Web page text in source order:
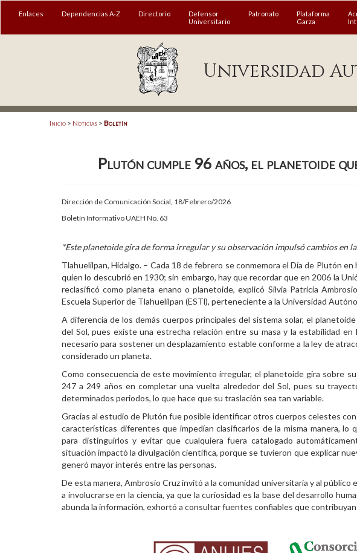
MENÚ
Acreditación Internacional
Enlaces Dependencias A-Z Directorio
Defensor
Universitario
Patronato
Plataforma
Garza
Universidad
Inicio > Noticias > Boletín
Plutón cumple 96 años, el planetoide
Dirección de Comunicación Social, 18/Febrero/2026
Boletín Informativo UAEH No. 63
*Este planetoide gira de forma irregular y su observación impulsó cambios en
Tlahuelilpan, Hidalgo. – Cada 18 de febrero se conmemora el Día de Plutón
quien lo descubrió en 1930; sin embargo, hay que recordar que en 2006 la
reclasificó como planeta enano o planetoide, explicó Silvia Patricia
Escuela Superior de Tlahuelilpan (ESTl), perteneciente a la Universidad
A diferencia de los demás cuerpos principales del sistema solar, el
del Sol, pues existe una estrecha relación entre su masa y la estabilidad
necesario para sostener un desplazamiento estable conforme a la ley de
considerado un planeta.
Como consecuencia de este movimiento irregular, el planetoide gira sobre
247 a 249 años en completar una vuelta alrededor del Sol, pues su
determinados periodos, lo que hace que su traslación sea tan variable.
Gracias al estudio de Plutón fue posible identificar otros cuerpos celestes
características diferentes que impedían clasificarlos de la misma manera, lo
para distinguirlos y evitar que cualquiera fuera catalogado
situación impactó la divulgación científica, porque se tuvieron que explicar
generó mayor interés entre las personas.
De esta manera, Ambrosio Cruz invitó a la comunidad universitaria y al público
a involucrarse en la ciencia, ya que la curiosidad es la base del desarrollo
abunda la información, exhortó a consultar fuentes confiables que